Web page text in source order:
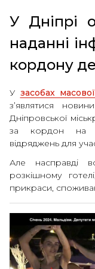
У Дніпрі
наданні
кордону
У засобах
з’являтися
Дніпровської
за кордон на
відряджень для
Але насправді
розкішному
прикраси,